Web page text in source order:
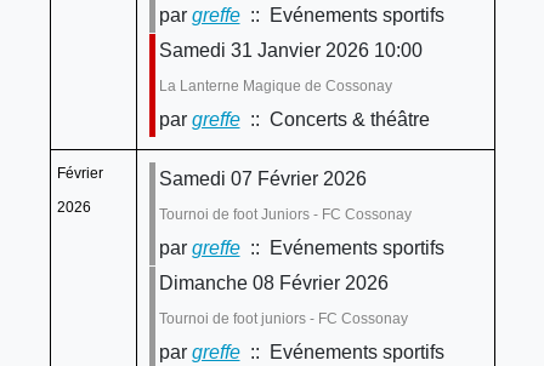
par greffe:: Evénements sportifs
Samedi 31 Janvier 2026 10:00
La Lanterne Magique de Cossonay
par greffe:: Concerts & théâtre
Février
2026
Samedi 07 Février 2026
Tournoi de foot Juniors - FC Cossonay
par greffe:: Evénements sportifs
Dimanche 08 Février 2026
Tournoi de foot juniors - FC Cossonay
par greffe:: Evénements sportifs